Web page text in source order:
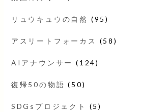
リュウキュウの自然 (95)
アスリートフォーカス (58)
AIアナウンサー (124)
復帰50の物語 (50)
SDGsプロジェクト (5)